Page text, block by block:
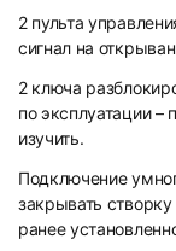
2 пульта
сигнал на
2 ключа
по эксплуатации –
изучить.
Подключение
закрывать
ранее